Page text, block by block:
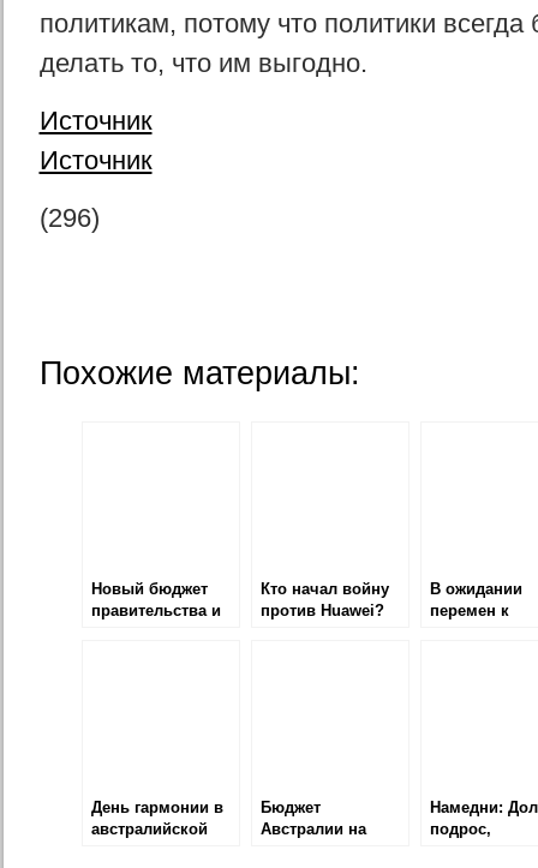
политикам, потому что политики всегда
делать то, что им выгодно.
Источник
Источник
(296)
Похожие материалы:
Новый бюджет
правительства и
Кто начал войну
против Huawei?
В ожидании
перемен к
День гармонии в
австралийской
Бюджет
Австралии на
Намедни:
подрос,